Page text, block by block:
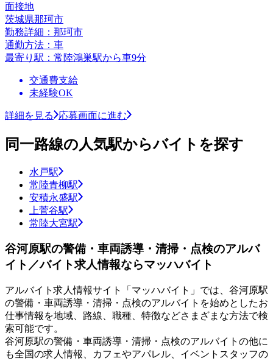
面接地
茨城県那珂市
勤務詳細：那珂市
通勤方法：車
最寄り駅：常陸鴻巣駅から車9分
交通費支給
未経験OK
詳細を見る 応募画面に進む
同一路線の人気駅からバイトを探す
水戸駅
常陸青柳駅
安積永盛駅
上菅谷駅
常陸大宮駅
谷河原駅の警備・車両誘導・清掃・点検のアルバ
イト／バイト求人情報ならマッハバイト
アルバイト求人情報サイト「マッハバイト」では、谷河原駅
の警備・車両誘導・清掃・点検のアルバイトを始めとしたお
仕事情報を地域、路線、職種、特徴などさまざまな方法で検
索可能です。
谷河原駅の警備・車両誘導・清掃・点検のアルバイトの他に
も全国の求人情報、カフェやアパレル、イベントスタッフの